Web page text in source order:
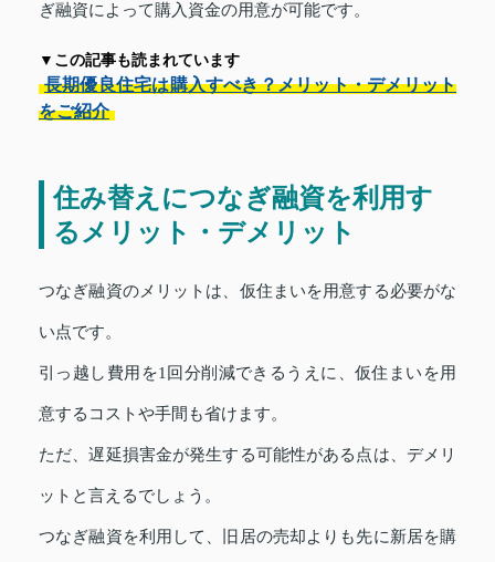
ぎ融資によって購入資金の用意が可能です。
▼この記事も読まれています
長期優良住宅は購入すべき？メリット・デメリット
をご紹介
住み替えにつなぎ融資を利用す
るメリット・デメリット
つなぎ融資のメリットは、仮住まいを用意する必要がな
い点です。
引っ越し費用を1回分削減できるうえに、仮住まいを用
意するコストや手間も省けます。
ただ、遅延損害金が発生する可能性がある点は、デメリ
ットと言えるでしょう。
つなぎ融資を利用して、旧居の売却よりも先に新居を購